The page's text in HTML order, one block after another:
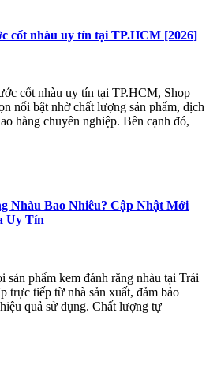
cốt nhàu uy tín tại TP.HCM [2026]
cốt nhàu uy tín tại TP.HCM, Shop
nổi bật nhờ chất lượng sản phẩm, dịch
hàng chuyên nghiệp. Bên cạnh đó,
Nhàu Bao Nhiêu? Cập Nhật Mới
Uy Tín
sản phẩm kem đánh răng nhàu tại Trái
trực tiếp từ nhà sản xuất, đảm bảo
quả sử dụng. Chất lượng tự